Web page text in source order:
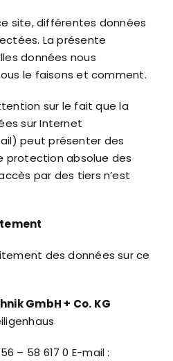
site, différentes données
La présente
données nous
le faisons et comment.
sur le fait que la
sur Internet
peut présenter des
protection absolue des
par des tiers n’est
des données sur ce
GmbH + Co. KG
– 58 617 0 E-mail :